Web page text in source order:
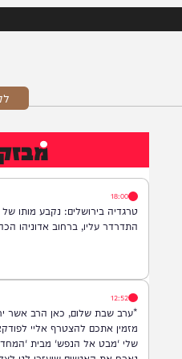
18:00
טרגדיה בירושלים: נקבע מותו של
12:52
*ערב שבת שלום, כאן הרב אשר
מזמין אתכם להצטרף אליי